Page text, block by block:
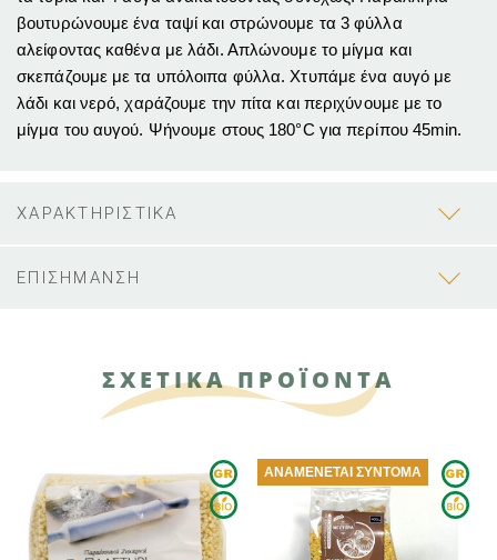
βουτυρώνουμε ένα ταψί και στρώνουμε τα 3 φύλλα
αλείφοντας καθένα με λάδι. Απλώνουμε το μίγμα και
σκεπάζουμε με τα υπόλοιπα φύλλα. Χτυπάμε ένα αυγό με
λάδι και νερό, χαράζουμε την πίτα και περιχύνουμε με το
μίγμα του αυγού. Ψήνουμε στους 180°C για περίπου 45min.
ΧΑΡΑΚΤΗΡΙΣΤΙΚΑ
ΕΠΙΣΗΜΑΝΣΗ
ΣΧΕΤΙΚΑ ΠΡΟΪΟΝΤΑ
ΑΝΑΜΈΝΕΤΑΙ ΣΎΝΤΟΜΑ